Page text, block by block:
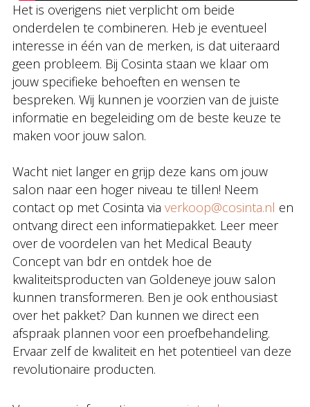
Het is overigens niet verplicht om beide
onderdelen te combineren. Heb je eventueel
interesse in één van de merken, is dat uiteraard
geen probleem. Bij Cosinta staan we klaar om
jouw specifieke behoeften en wensen te
bespreken. Wij kunnen je voorzien van de juiste
informatie en begeleiding om de beste keuze te
maken voor jouw salon.
Wacht niet langer en grijp deze kans om jouw
salon naar een hoger niveau te tillen! Neem
contact op met Cosinta via verkoop@cosinta.nl en
ontvang direct een informatiepakket. Leer meer
over de voordelen van het Medical Beauty
Concept van bdr en ontdek hoe de
kwaliteitsproducten van Goldeneye jouw salon
kunnen transformeren. Ben je ook enthousiast
over het pakket? Dan kunnen we direct een
afspraak plannen voor een proefbehandeling.
Ervaar zelf de kwaliteit en het potentieel van deze
revolutionaire producten.